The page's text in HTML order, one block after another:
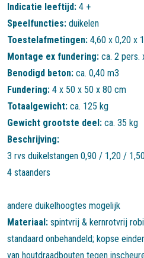
Indicatie leeftijd: 4 +
Speelfuncties: duikelen
Toestelafmetingen: 4,60 x 0,20 x
Montage ex fundering: ca. 2 pers.
Benodigd beton: ca. 0,40 m3
Fundering: 4 x 50 x 50 x 80 cm
Totaalgewicht: ca. 125 kg
Gewicht grootste deel: ca. 35 kg
Beschrijving:
3 rvs duikelstangen 0,90 / 1,20 /
4 staanders
andere duikelhoogtes mogelijk
Materiaal: spintvrij & kernrotvrij
standaard onbehandeld; kopse
van houtdraadbouten tegen